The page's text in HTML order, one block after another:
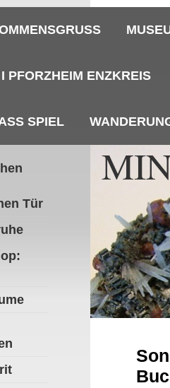
PFORZHEIM ENZKREIS
SPIEL
Tür